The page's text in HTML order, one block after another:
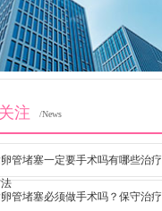
注 /News
管堵塞一定要手术吗有哪些治疗
管堵塞必须做手术吗？保守治疗